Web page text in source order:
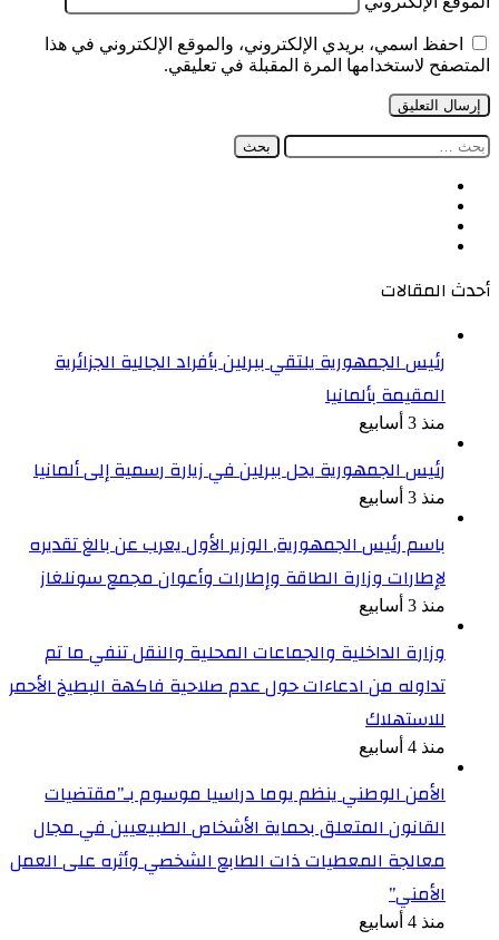
احفظ اسمي، بريدي الإلكتروني، والموقع الإلكتروني في هذا
المتصفح لاستخدامها المرة المقبلة في تعليقي.
البحث
أحدث المقالات
رئيس الجمهورية يلتقي ببرلين بأفراد الجالية الجزائرية
المقيمة بألمانيا
منذ 3 أسابيع
رئيس الجمهورية يحل ببرلين في زيارة رسمية إلى ألمانيا
منذ 3 أسابيع
باسم رئيس الجمهورية, الوزير الأول يعرب عن بالغ تقديره
لإطارات وزارة الطاقة وإطارات وأعوان مجمع سونلغاز
منذ 3 أسابيع
وزارة الداخلية والجماعات المحلية والنقل تنفي ما تم
تداوله من ادعاءات حول عدم صلاحية فاكهة البطيخ الأحمر
للاستهلاك
منذ 4 أسابيع
الأمن الوطني ينظم يوما دراسيا موسوم بـ”مقتضيات
القانون المتعلق بحماية الأشخاص الطبيعيين في مجال
معالجة المعطيات ذات الطابع الشخصي وأثره على العمل
الأمني”
منذ 4 أسابيع